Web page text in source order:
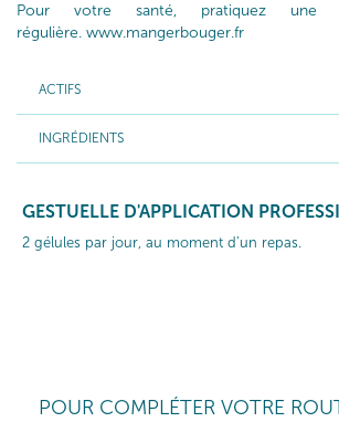
Pour votre santé, pratiquez une
régulière. www.mangerbouger.fr
ACTIFS
INGRÉDIENTS
GESTUELLE D'APPLICATION
2 gélules par jour, au moment d’un repas.
POUR COMPLÉTER VOTRE